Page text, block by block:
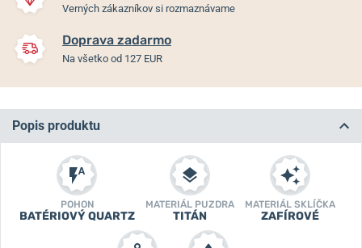
Verných zákazníkov si rozmaznávame
Doprava zadarmo
Na všetko od 127 EUR
Popis produktu
POHON
BATÉRIOVÝ QUARTZ
MATERIÁL PUZDRA
TITÁN
MATERIÁL SKLÍČKA
ZAFÍROVÉ